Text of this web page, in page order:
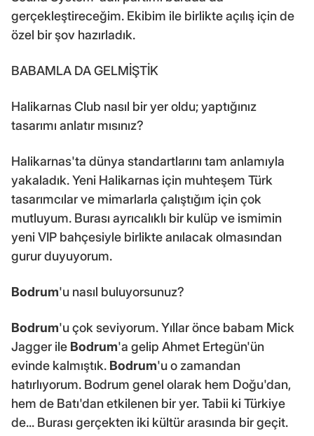
gerçekleştireceğim. Ekibim ile birlikte açılış için de
özel bir şov hazırladık.
BABAMLA DA GELMİŞTİK
Halikarnas Club nasıl bir yer oldu; yaptığınız
tasarımı anlatır mısınız?
Halikarnas'ta dünya standartlarını tam anlamıyla
yakaladık. Yeni Halikarnas için muhteşem Türk
tasarımcılar ve mimarlarla çalıştığım için çok
mutluyum. Burası ayrıcalıklı bir kulüp ve ismimin
yeni VIP bahçesiyle birlikte anılacak olmasından
gurur duyuyorum.
Bodrum'u nasıl buluyorsunuz?
Bodrum'u çok seviyorum. Yıllar önce babam Mick
Jagger ile Bodrum'a gelip Ahmet Ertegün'ün
evinde kalmıştık. Bodrum'u o zamandan
hatırlıyorum. Bodrum genel olarak hem Doğu'dan,
hem de Batı'dan etkilenen bir yer. Tabii ki Türkiye
de... Burası gerçekten iki kültür arasında bir geçit.